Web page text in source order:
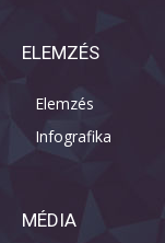
ELEMZÉS
Elemzés
Infografika
MÉDIA